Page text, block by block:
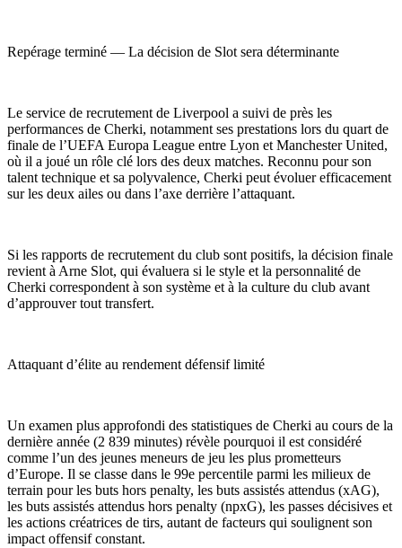
Repérage terminé — La décision de Slot sera déterminante
Le service de recrutement de Liverpool a suivi de près les
performances de Cherki, notamment ses prestations lors du quart de
finale de l’UEFA Europa League entre Lyon et Manchester United,
où il a joué un rôle clé lors des deux matches. Reconnu pour son
talent technique et sa polyvalence, Cherki peut évoluer efficacement
sur les deux ailes ou dans l’axe derrière l’attaquant.
Si les rapports de recrutement du club sont positifs, la décision finale
revient à Arne Slot, qui évaluera si le style et la personnalité de
Cherki correspondent à son système et à la culture du club avant
d’approuver tout transfert.
Attaquant d’élite au rendement défensif limité
Un examen plus approfondi des statistiques de Cherki au cours de la
dernière année (2 839 minutes) révèle pourquoi il est considéré
comme l’un des jeunes meneurs de jeu les plus prometteurs
d’Europe. Il se classe dans le 99e percentile parmi les milieux de
terrain pour les buts hors penalty, les buts assistés attendus (xAG),
les buts assistés attendus hors penalty (npxG), les passes décisives et
les actions créatrices de tirs, autant de facteurs qui soulignent son
impact offensif constant.